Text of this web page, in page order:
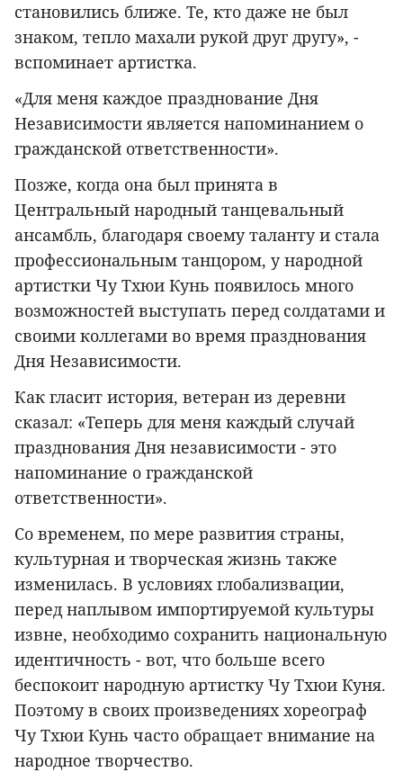
становились ближе. Те, кто даже не был
знаком, тепло махали рукой друг другу», -
вспоминает артистка.
«Для меня каждое празднование Дня
Независимости является напоминанием о
гражданской ответственности».
Позже, когда она был принята в
Центральный народный танцевальный
ансамбль, благодаря своему таланту и стала
профессиональным танцором, у народной
артистки Чу Тхюи Кунь появилось много
возможностей выступать перед солдатами и
своими коллегами во время празднования
Дня Независимости.
Как гласит история, ветеран из деревни
сказал: «Теперь для меня каждый случай
празднования Дня независимости - это
напоминание о гражданской
ответственности».
Со временем, по мере развития страны,
культурная и творческая жизнь также
изменилась. В условиях глобализвации,
перед наплывом импортируемой культуры
извне, необходимо сохранить национальную
идентичность - вот, что больше всего
беспокоит народную артистку Чу Тхюи Куня.
Поэтому в своих произведениях хореограф
Чу Тхюи Кунь часто обращает внимание на
народное творчество.